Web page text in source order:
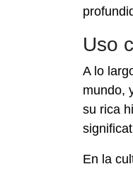
Uso
A lo
mundo,
su rica
En la